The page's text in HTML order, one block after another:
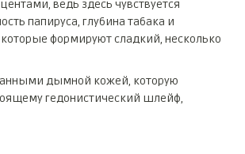
ведь здесь чувствуется
папируса, глубина табака и
формируют сладкий, несколько
дымной кожей, которую
гедонистический шлейф,